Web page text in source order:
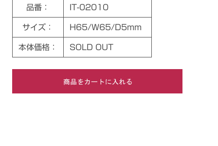
品番： IT-02010
サイズ： H65/W65/D5mm
本体価格： SOLD OUT